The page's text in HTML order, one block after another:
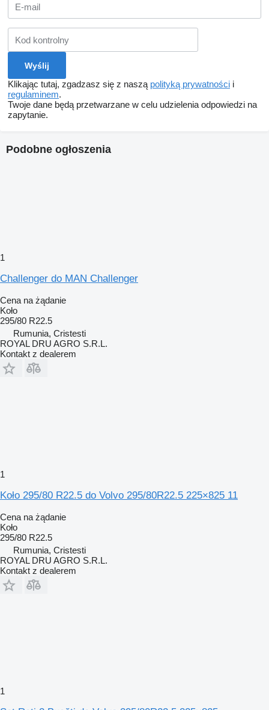
Klikając tutaj, zgadzasz się z naszą polityką prywatności i
regulaminem.
Twoje dane będą przetwarzane w celu udzielenia odpowiedzi na
zapytanie.
Podobne ogłoszenia
1
Challenger do MAN Challenger
Cena na żądanie
Koło
295/80 R22.5
Rumunia, Cristesti
ROYAL DRU AGRO S.R.L.
Kontakt z dealerem
1
Koło 295/80 R22.5 do Volvo 295/80R22.5 225×825 11
Cena na żądanie
Koło
295/80 R22.5
Rumunia, Cristesti
ROYAL DRU AGRO S.R.L.
Kontakt z dealerem
1